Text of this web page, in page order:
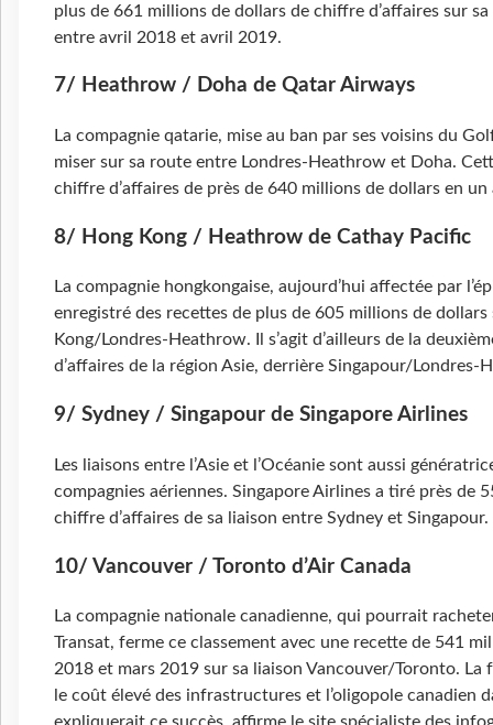
plus de 661 millions de dollars de chiffre d’affaires sur
entre avril 2018 et avril 2019.
7/ Heathrow / Doha de Qatar Airways
La compagnie qatarie, mise au ban par ses voisins du
miser sur sa route entre Londres-Heathrow et Doha.
chiffre d’affaires de près de 640 millions de dollars en un
8/ Hong Kong / Heathrow de Cathay Pacific
La compagnie hongkongaise, aujourd’hui affectée par
enregistré des recettes de plus de 605 millions de dollars
Kong/Londres-Heathrow. Il s’agit d’ailleurs de la
d’affaires de la région Asie, derrière Singapour/Londres-
9/ Sydney / Singapour de Singapore Airlines
Les liaisons entre l’Asie et l’Océanie sont aussi
compagnies aériennes. Singapore Airlines a tiré près de
chiffre d’affaires de sa liaison entre Sydney et Singapour.
10/ Vancouver / Toronto d’Air Canada
La compagnie nationale canadienne, qui pourrait
Transat, ferme ce classement avec une recette de 541
2018 et mars 2019 sur sa liaison Vancouver/Toronto. La
le coût élevé des infrastructures et l’oligopole canadien